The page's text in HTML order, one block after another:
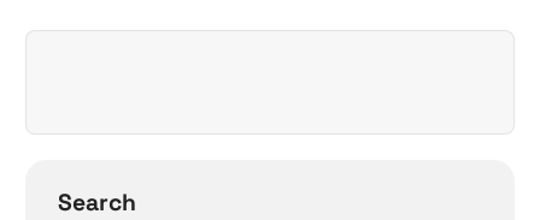
s
p
Search